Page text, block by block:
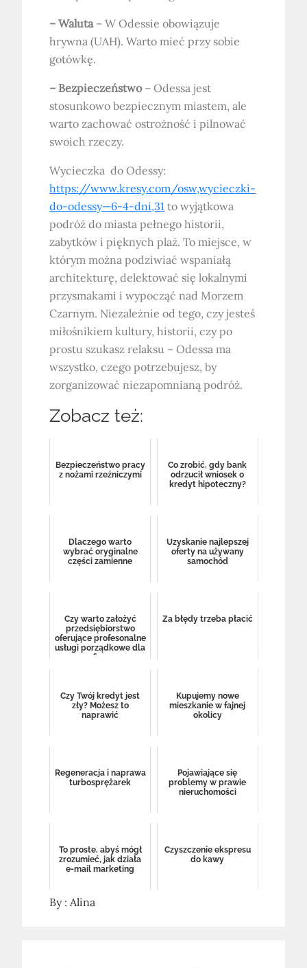
– Waluta– W Odessie obowiązuje
hrywna (UAH). Warto mieć przy sobie
gotówkę.
– Bezpieczeństwo– Odessa jest
stosunkowo bezpiecznym miastem, ale
warto zachować ostrożność i pilnować
swoich rzeczy.
Wycieczka do Odessy:
https://www.kresy.com/osw,wycieczki-
do-odessy—6-4-dni,31 to wyjątkowa
podróż do miasta pełnego historii,
zabytków i pięknych plaż. To miejsce, w
którym można podziwiać wspaniałą
architekturę, delektować się lokalnymi
przysmakami i wypocząć nad Morzem
Czarnym. Niezależnie od tego, czy jesteś
miłośnikiem kultury, historii, czy po
prostu szukasz relaksu – Odessa ma
wszystko, czego potrzebujesz, by
zorganizować niezapomnianą podróż.
Zobacz też:
Bezpieczeństwo pracy
z nożami rzeźniczymi
Co zrobić, gdy bank
odrzucił wniosek o
kredyt hipoteczny?
Dlaczego warto
wybrać oryginalne
części zamienne
Uzyskanie najlepszej
oferty na używany
samochód
Czy warto założyć
przedsiębiorstwo
oferujące profesonalne
usługi porządkowe dla
firm
Za błędy trzeba płacić
Czy Twój kredyt jest
zły? Możesz to
naprawić
Kupujemy nowe
mieszkanie w fajnej
okolicy
Regeneracja i naprawa
turbosprężarek
Pojawiające się
problemy w prawie
nieruchomości
To proste, abyś mógł
zrozumieć, jak działa
e-mail marketing
Czyszczenie ekspresu
do kawy
By :Alina